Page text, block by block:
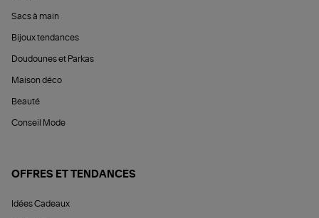
Sacs à main
Bijoux tendances
Doudounes et Parkas
Maison déco
Beauté
Conseil Mode
OFFRES ET TENDANCES
Idées Cadeaux